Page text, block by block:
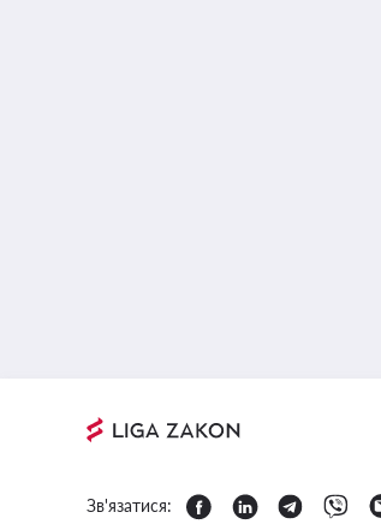
Зв'язатися: